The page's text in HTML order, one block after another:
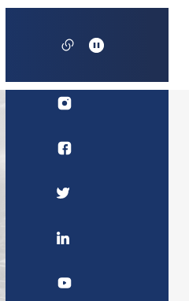
wyszukiwaną
Profil
Profil
Profil
Profil
Linkedin
UKSW